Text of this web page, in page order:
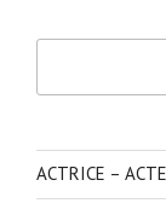
ACTRICE –